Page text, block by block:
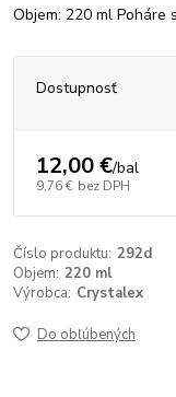
Objem: 220 ml Poháre
Dostupnosť
12,00 €/bal
9,76 € bez DPH
Číslo produktu: 292d
Objem: 220 ml
Výrobca: Crystalex
Do obľúbených